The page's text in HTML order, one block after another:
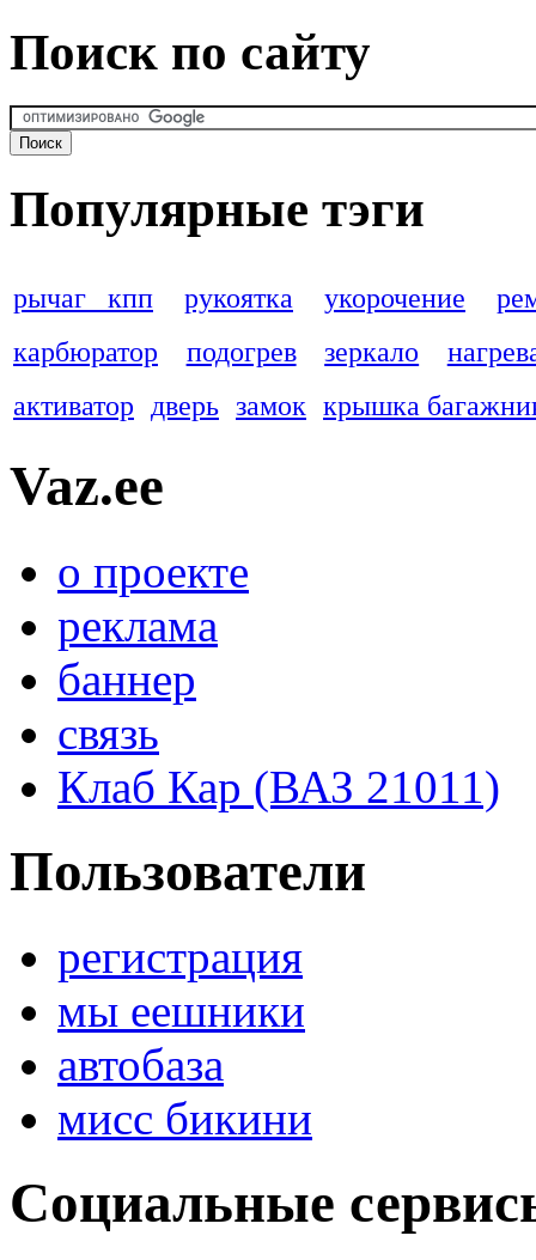
Поиск по сайту
Популярные тэги
рычаг кпп рукоятка укорочение
карбюратор
подогрев зеркало
активатор
дверь замок крышка
Vaz.ee
о проекте
реклама
баннер
связь
Клаб Кар (ВАЗ 21011)
Пользователи
регистрация
мы еешники
автобаза
мисс бикини
Социальные